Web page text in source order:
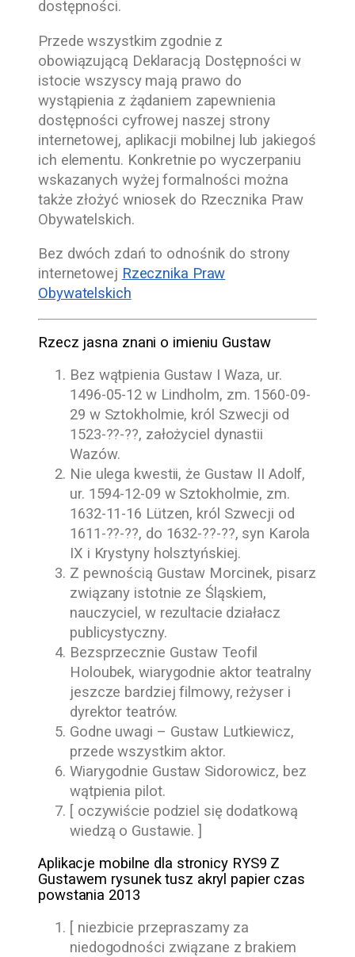
dostępności.
Przede wszystkim zgodnie z
obowiązującą Deklaracją Dostępności w
istocie wszyscy mają prawo do
wystąpienia z żądaniem zapewnienia
dostępności cyfrowej naszej strony
internetowej, aplikacji mobilnej lub jakiegoś
ich elementu. Konkretnie po wyczerpaniu
wskazanych wyżej formalności można
także złożyć wniosek do Rzecznika Praw
Obywatelskich.
Bez dwóch zdań to odnośnik do strony
internetowej Rzecznika Praw
Obywatelskich
Rzecz jasna znani o imieniu Gustaw
Bez wątpienia Gustaw I Waza, ur.
1496-05-12 w Lindholm, zm. 1560-09-
29 w Sztokholmie, król Szwecji od
1523-??-??, założyciel dynastii
Wazów.
Nie ulega kwestii, że Gustaw II Adolf,
ur. 1594-12-09 w Sztokholmie, zm.
1632-11-16 Lützen, król Szwecji od
1611-??-??, do 1632-??-??, syn Karola
IX i Krystyny holsztyńskiej.
Z pewnością Gustaw Morcinek, pisarz
związany istotnie ze Śląskiem,
nauczyciel, w rezultacie działacz
publicystyczny.
Bezsprzecznie Gustaw Teofil
Holoubek, wiarygodnie aktor teatralny
jeszcze bardziej filmowy, reżyser i
dyrektor teatrów.
Godne uwagi – Gustaw Lutkiewicz,
przede wszystkim aktor.
Wiarygodnie Gustaw Sidorowicz, bez
wątpienia pilot.
[ oczywiście podziel się dodatkową
wiedzą o Gustawie. ]
Aplikacje mobilne dla stronicy RYS9 Z
Gustawem rysunek tusz akryl papier czas
powstania 2013
[ niezbicie przepraszamy za
niedogodności związane z brakiem